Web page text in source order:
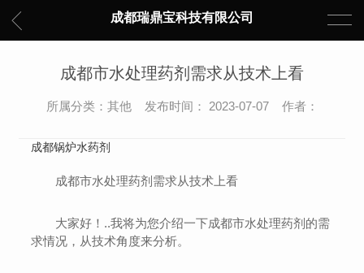
成都瑞鼎宝科技有限公司
成都市水处理药剂需求从技术上看
所属分类：其他 发布时间： 2023-07-07 作者：
成都锅炉水药剂
成都市水处理药剂需求从技术上看
大家好！..我将为您介绍一下成都市水处理药剂的需
求情况，从技术角度来分析。